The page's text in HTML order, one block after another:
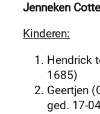
Jenneken
Kinderen:
Hendrick
1685)
Geertjen
ged. 17-